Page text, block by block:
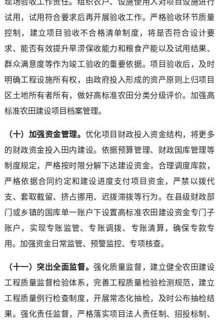
试用，试用符合要求后再开展验收工作。严格验收环节质量
控制，建立项目验收不合格清单制度，将是否符合设计要
求、能否有效提升旱涝保收能力和粮食产能以及试用结果、
群众满意度等作为竣工验收的重要依据。项目验收后，及时
明确工程设施所有权，由政府投入形成的资产原则上归项目
区土地所有者所有，做好高标准农田分类分级评价。加强高
标准农田建设项目档案管理。
（十）加强资金管理。 优化项目财政投入资金结构，将更多
的财政资金投入田内建设。依据预算管理、财政国库管理等
制度规定，严格按时限分解下达建设资金，合理调度库款，
严格依据合同约定和建设进度支付项目资金，严禁以拨代
支、套取截留、挤占挪用、迟拨滞拨等行为。在县级财政部
门或乡镇的国库单一账户下设置高标准农田建设资金专门子
账户，实现专账监管、专账调拨、专账清算，确保专款专
用。加强资金日常监管、预警监控、专项核查。
（十一）突出全面监督。强化质量监督，建立健全农田建设
工程质量监督检验体系，完善工程质量检验检测规范，建立
工程质量例行检查制度，开展常态化抽检，及时公布抽检结
果。强化责任监督，严格落实项目法人责任制、招投标制、